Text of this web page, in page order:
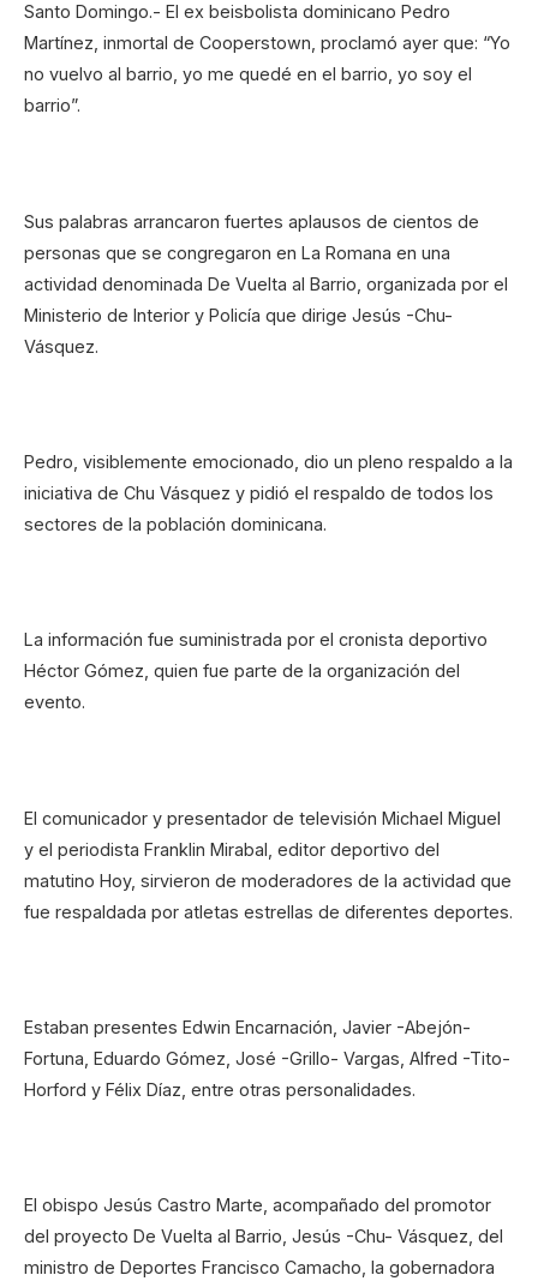
Santo Domingo.- El ex beisbolista dominicano Pedro
Martínez, inmortal de Cooperstown, proclamó ayer que: “Yo
no vuelvo al barrio, yo me quedé en el barrio, yo soy el
barrio”.
Sus palabras arrancaron fuertes aplausos de cientos de
personas que se congregaron en La Romana en una
actividad denominada De Vuelta al Barrio, organizada por el
Ministerio de Interior y Policía que dirige Jesús -Chu-
Vásquez.
Pedro, visiblemente emocionado, dio un pleno respaldo a la
iniciativa de Chu Vásquez y pidió el respaldo de todos los
sectores de la población dominicana.
La información fue suministrada por el cronista deportivo
Héctor Gómez, quien fue parte de la organización del
evento.
El comunicador y presentador de televisión Michael Miguel
y el periodista Franklin Mirabal, editor deportivo del
matutino Hoy, sirvieron de moderadores de la actividad que
fue respaldada por atletas estrellas de diferentes deportes.
Estaban presentes Edwin Encarnación, Javier -Abejón-
Fortuna, Eduardo Gómez, José -Grillo- Vargas, Alfred -Tito-
Horford y Félix Díaz, entre otras personalidades.
El obispo Jesús Castro Marte, acompañado del promotor
del proyecto De Vuelta al Barrio, Jesús -Chu- Vásquez, del
ministro de Deportes Francisco Camacho, la gobernadora